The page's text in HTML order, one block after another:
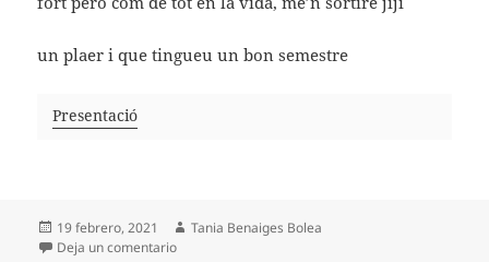
un plaer i que tingueu un bon semestre
Presentació
Publicado
el
19 febrero, 2021 Autor
Tania Benaiges Bolea
Deja un comentarioen PRESENTACIÓ TANIA BENAIGES BOLEA